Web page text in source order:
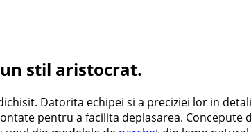
stil aristocrat.
Datorita echipei si a preciziei lor in
pentru a facilita deplasarea.